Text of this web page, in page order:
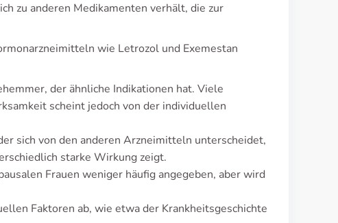
zu anderen Medikamenten verhält, die zur
wie Letrozol und Exemestan
der ähnliche Indikationen hat. Viele
scheint jedoch von der individuellen
sich von den anderen Arzneimitteln unterscheidet,
starke Wirkung zeigt.
Frauen weniger häufig angegeben, aber wird
Faktoren ab, wie etwa der Krankheitsgeschichte